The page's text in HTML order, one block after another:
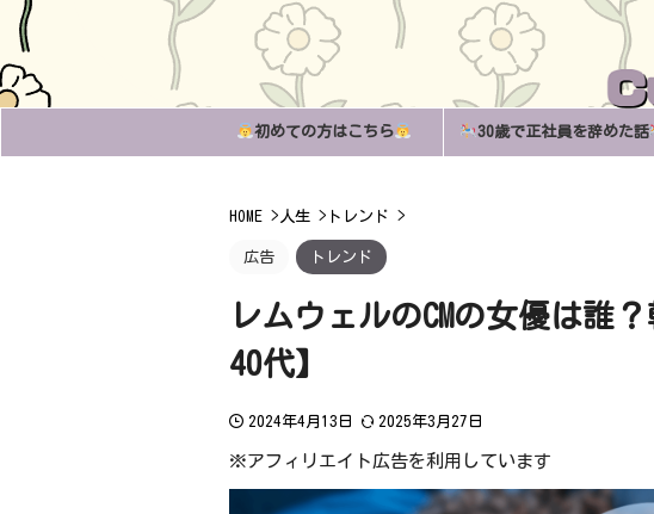
初めての方はこちら 30歳で正社員を辞めた話
HOME > 人生 > トレンド >
広告 トレンド
レムウェルのCMの女優は誰
40代】
2024年4月13日 2025年3月27日
※アフィリエイト広告を利用しています